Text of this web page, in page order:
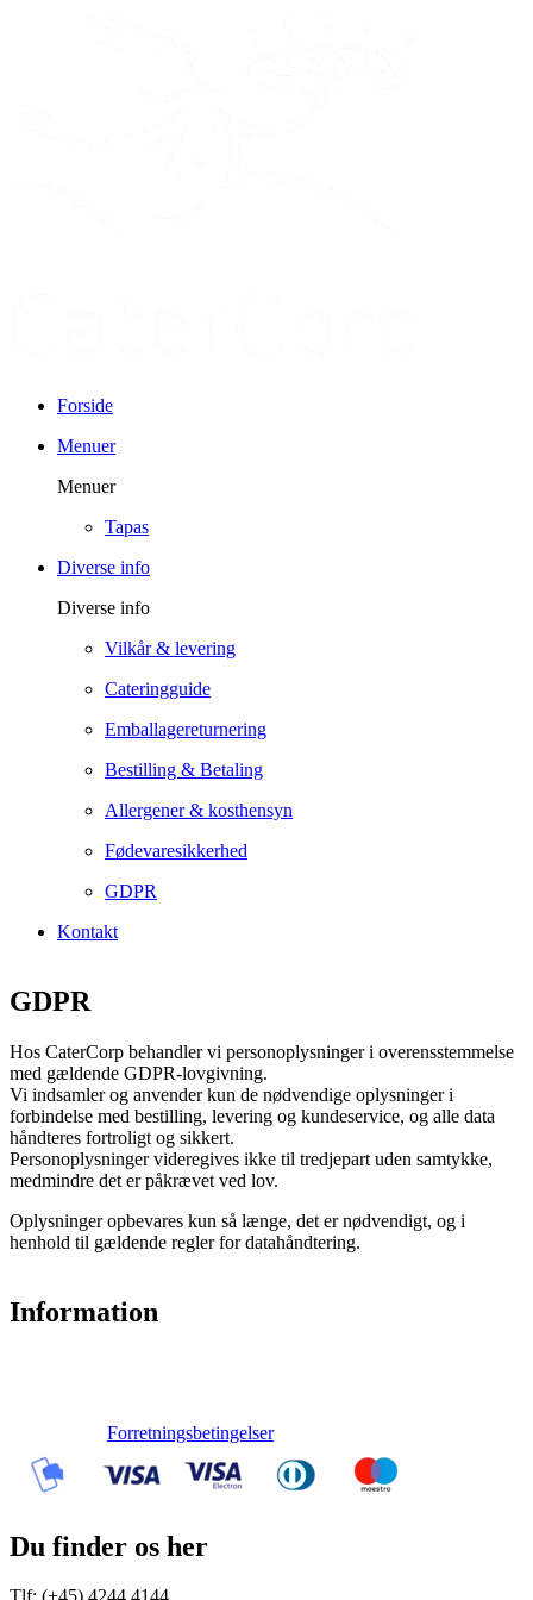
Forside
Menuer
Menuer
Tapas
Diverse info
Diverse info
Vilkår & levering
Cateringguide
Emballagereturnering
Bestilling & Betaling
Allergener & kosthensyn
Fødevaresikkerhed
GDPR
Kontakt
GDPR
Hos CaterCorp behandler vi personoplysninger i overensstemmelse
med gældende GDPR-lovgivning.
Vi indsamler og anvender kun de nødvendige oplysninger i
forbindelse med bestilling, levering og kundeservice, og alle data
håndteres fortroligt og sikkert.
Personoplysninger videregives ikke til tredjepart uden samtykke,
medmindre det er påkrævet ved lov.
Oplysninger opbevares kun så længe, det er nødvendigt, og i
henhold til gældende regler for datahåndtering.
Information
Forretningsbetingelser
Du finder os her